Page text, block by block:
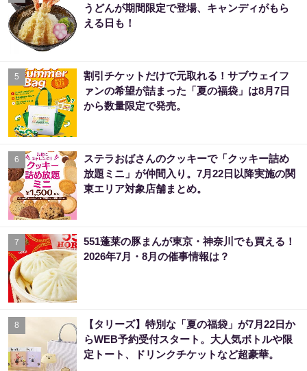
うどんが期間限定で登場、キャンディがもら
える日も！
5
割引チケットだけで元取れる！サブウェイフ
ァンの希望が詰まった「夏の福袋」は8月7日
から数量限定で発売。
6
ステラおばさんのクッキーで「クッキー詰め
放題ミニ」が仲間入り。7月22日以降実施の関
東エリア対象店舗まとめ。
7
551蓬莱の豚まんが東京・神奈川でも買える！
2026年7月・8月の催事情報は？
8
【タリーズ】特別な「夏の福袋」が7月22日か
らWEB予約受付スタート。大人気ボトルや限
定トート、ドリンクチケットなど超豪華。